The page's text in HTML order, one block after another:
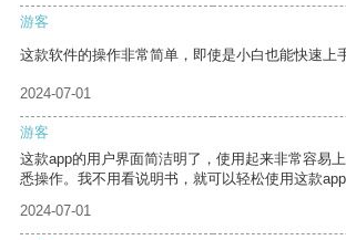
游客
这款软件的操作非常简单，即使是小白也能快速上
2024-07-01
游客
这款app的用户界面简洁明了，使用起来非常容易
悉操作。我不用看说明书，就可以轻松使用这款app
2024-07-01